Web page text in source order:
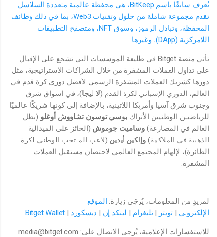
تُعرف سابقًا باسم BitKeep
، هي محفظة عالمية متعددة السلاسل
تقدم مجموعة شاملة من حلول وتقنيات Web3، بما في ذلك وظائف
المحفظة، وتبادل الرموز، وسوق NFT، ومتصفح التطبيقات
اللامركزية (DApp)، وغيرها.
تأتي منصة Bitget في طليعة المؤسسات التي تشجع على الإقبال
على تداول العملات المشفرة من خلال الشراكات الاستراتيجية، مثل
دورها كشريك العملات المشفرة الرسمي لأفضل دوري كرة قدم في
العالم، الدوري الإسباني لكرة القدم (لا ليجا)، في أسواق شرق
وجنوب شرق آسيا وأمريكا اللاتينية، بالإضافة إلى كونها شريكًا عالميًا
للرياضيين الوطنيين الأتراك بوسي توسون تشاووش أوغلو (بطل
العالم في المصارعة) وساميت جوموش (الحائز على الميدالية
الذهبية في الملاكمة) وإلكين أيدين (لاعب المنتخب الوطني لكرة
الطائرة)، لإلهام المجتمع العالمي لاحتضان مستقبل العملات
المشفرة.
لمزيدٍ من المعلومات، يُرجَى زيارة:‏ الموقع
الإلكتروني | تويتر | تليغرام | لينكد إن | ديسكورد |
للاستفسارات الإعلامية، يُرجى الاتصال على: media@bitget.com